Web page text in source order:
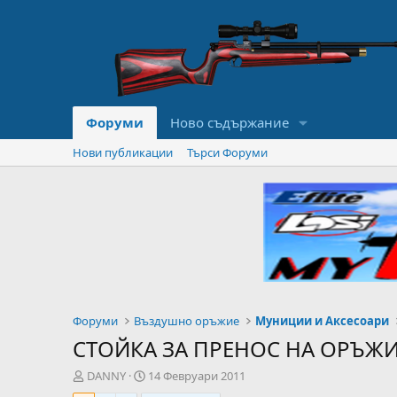
Форуми Ново съдържание
Нови публикации Търси Форуми
Форуми Въздушно оръжие Муниции и Аксесоари
СТОЙКА ЗА ПРЕНОС НА
А
в
DANNY
Н
а
14 Февруари 2011